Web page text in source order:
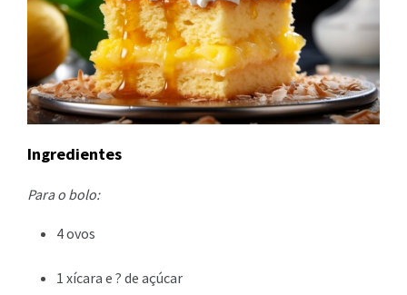
Ingredientes
Para o bolo:
4 ovos
1 xícara e ? de açúcar